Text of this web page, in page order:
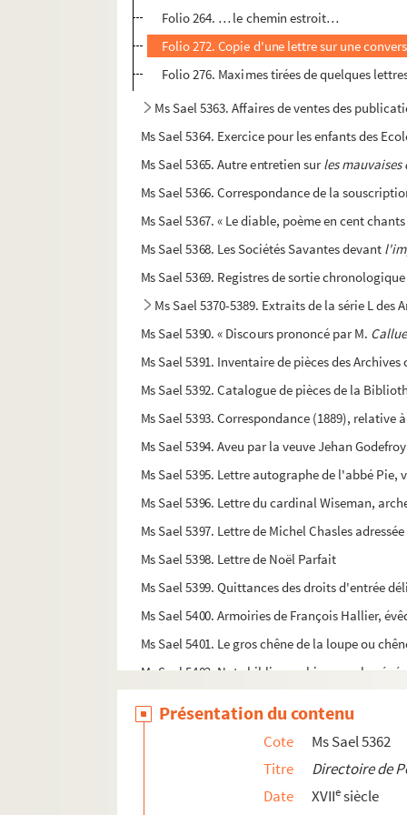
Folio 264. … le chemin estroit…
Folio 272. Copie d'une lettre sur une
Folio 276. Maximes tirées de quelques
Ms Sael 5363. Affaires de ventes des
Ms Sael 5364. Exercice pour les enfants des
Ms Sael 5365. Autre entretien surles
Ms Sael 5366. Correspondance de la
Ms Sael 5367. « Le diable, poème en cent
Ms Sael 5368. Les Sociétés Savantes devant
Ms Sael 5369. Registres de sortie
Ms Sael 5370-5389. Extraits de la série L
Ms Sael 5390. « Discours prononcé par M.
Ms Sael 5391. Inventaire de pièces des
Ms Sael 5392. Catalogue de pièces de la
Ms Sael 5393. Correspondance (1889), relative
Ms Sael 5394. Aveu par la veuve Jehan
Ms Sael 5395. Lettre autographe de l'abbé
Ms Sael 5396. Lettre du cardinal Wiseman,
Ms Sael 5397. Lettre de Michel Chasles
Ms Sael 5398. Lettre de Noël Parfait
Ms Sael 5399. Quittances des droits d'entrée
Ms Sael 5400. Armoiries de François Hallier,
Ms Sael 5401. Le gros chêne de la loupe ou
Ms Sael 5402. Note bibliographique sur le
Ms Sael 5406. Description du trésor de
Présentation du contenu
Cote
Ms Sael 5362
Titre
Directoire de
Date
XVIIesiècle